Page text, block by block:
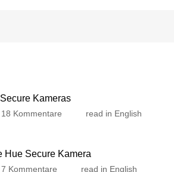
Kameras
18 Kommentare
für
read in English
Hue Secure Kamera
7 Kommentare read in English